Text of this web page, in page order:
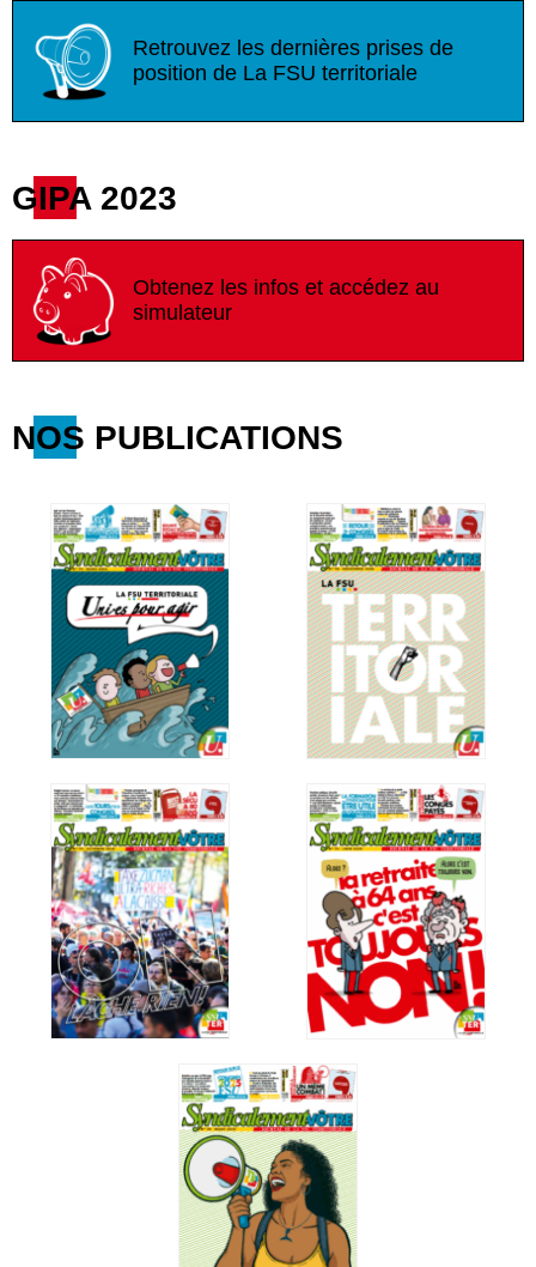
Retrouvez les dernières prises de
position de La FSU territoriale
GIPA 2023
Obtenez les infos et accédez au
simulateur
NOS PUBLICATIONS